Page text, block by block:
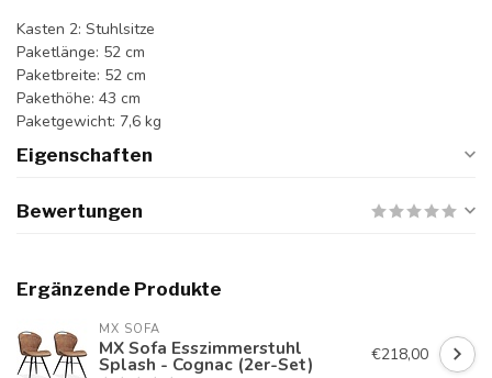
Kasten 2: Stuhlsitze
Paketlänge: 52 cm
Paketbreite: 52 cm
Pakethöhe: 43 cm
Paketgewicht: 7,6 kg
Eigenschaften
Bewertungen
Ergänzende Produkte
MX SOFA
MX Sofa Esszimmerstuhl
Splash - Cognac (2er-Set) €218,00